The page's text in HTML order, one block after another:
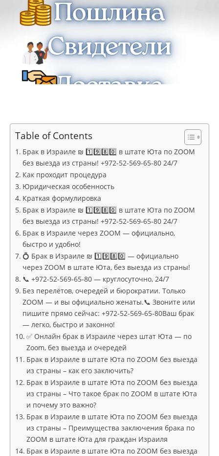
Table of Contents
Брак в Израиле ₪ 1️⃣9️⃣8️⃣0️⃣ в штате Юта по ZOOM
без выезда из страны! +972-52-569-65-80 24/7
Как проходит процедура
Юридическая особенность
Краткая формулировка
Брак в Израиле ₪ 1️⃣9️⃣8️⃣0️⃣ в штате Юта по ZOOM
без выезда из страны! +972-52-569-65-80 24/7
Брак в Израиле через ZOOM — официально,
быстро и удобно!
💍 Брак в Израиле ₪ 1️⃣9️⃣8️⃣0️⃣ — официально
через ZOOM в штате Юта, без выезда из страны!
📞 +972-52-569-65-80 — круглосуточно, 24/7
Без перелётов, очередей и бюрократии. Только
ZOOM — и вы официально женаты.📞 Звоните или
пишите прямо сейчас: +972-52-569-65-80Ваш брак
— легко, быстро и законно!
✅ Онлайн брак в Израиле через штат Юта — по
Zoom, без выезда и очередей
Брак в Израиле в штате Юта по ZOOM без выезда
из страны – как его заключить?
Брак в Израиле в штате Юта по ZOOM без выезда
из страны – Что такое брак по ZOOM в штате Юта
и почему это важно?
Брак в Израиле в штате Юта по ZOOM без выезда
из страны – Преимущества заключения брака по
ZOOM в штате Юта для граждан Израиля
Брак в Израиле в штате Юта по ZOOM без выезда